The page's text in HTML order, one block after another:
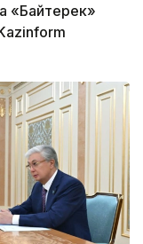
«Байтерек»